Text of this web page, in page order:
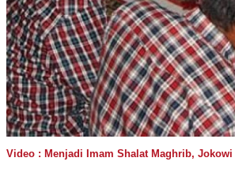
Video : Menjadi Imam Shalat Maghrib,